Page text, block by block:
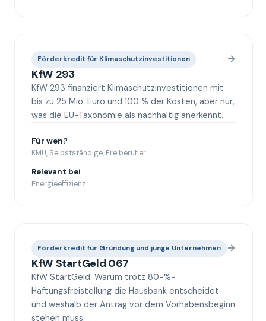
Förderkredit für Klimaschutzinvestitionen →
KfW 293
KfW 293 finanziert Klimaschutzinvestitionen mit
bis zu 25 Mio. Euro und 100 % der Kosten, aber nur,
was die EU-Taxonomie als nachhaltig anerkennt.
Für wen?
KMU, Selbstständige, Freiberufler
Relevant bei
Energieeffizienz
Förderkredit für Gründung und junge Unternehmen →
KfW StartGeld 067
KfW StartGeld: Warum trotz 80-%-
Haftungsfreistellung die Hausbank entscheidet
und weshalb der Antrag vor dem Vorhabensbeginn
stehen muss.